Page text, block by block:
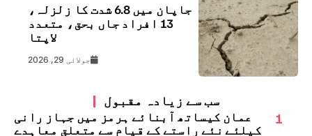
جاپان میں 6.8 شدت کا زلزلہ،
13 افراد جاں بحق، متعدد
لاپتا
جولائی 29, 2026
سب سے زیادہ مقبول
1
عمان کیساتھ آبنائے ہرمز میں جہاز رانی
کیلئے نئے راستے کے قیام سے متعلق معاہدے